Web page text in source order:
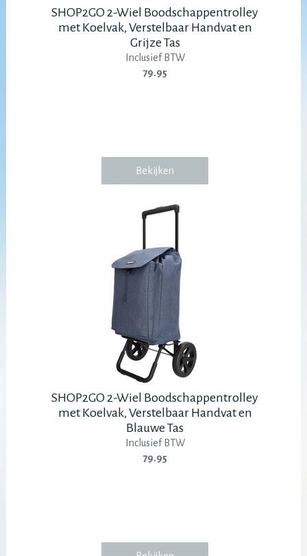
SHOP2GO 2-Wiel Boodschappentrolley
met Koelvak, Verstelbaar Handvat en
Grijze Tas
Inclusief BTW
79.95
Bekijken
SHOP2GO 2-Wiel Boodschappentrolley
met Koelvak, Verstelbaar Handvat en
Blauwe Tas
Inclusief BTW
79.95